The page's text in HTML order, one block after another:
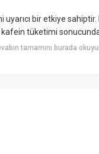
bir etkiye
tüketimi
tamamını burada